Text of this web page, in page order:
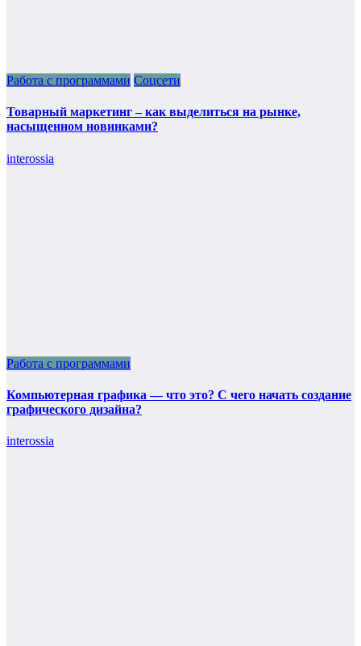
Работа с программами Соцсети
Товарный маркетинг – как выделиться на рынке,
насыщенном новинками?
interossia
Работа с программами
Компьютерная графика — что это? С чего начать создание
графического дизайна?
interossia